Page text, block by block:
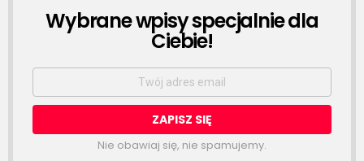
NEWSLETTER
Wybrane wpisy specjalnie dla
Ciebie!
Email
Nie obawiaj się, nie spamujemy.